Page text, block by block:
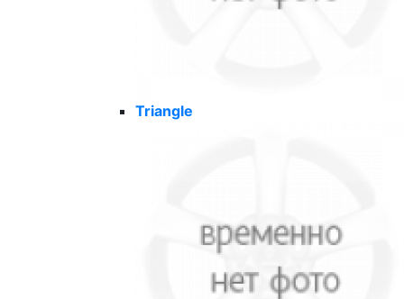
Triangle